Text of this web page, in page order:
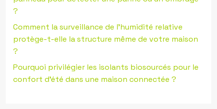
?
Comment la surveillance de l’humidité relative
protège-t-elle la structure même de votre maison
?
Pourquoi privilégier les isolants biosourcés pour le
confort d’été dans une maison connectée ?